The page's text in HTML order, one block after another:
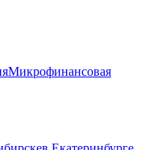
Микрофинансовая